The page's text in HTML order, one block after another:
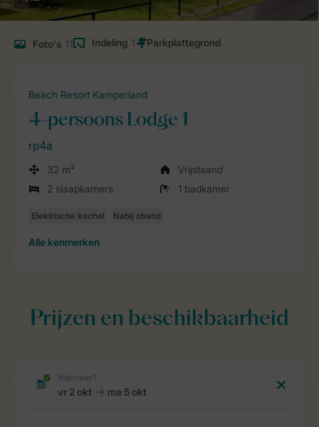
Foto's 11 Indeling 1
Beach Resort Kamperland
4-persoons Lodge 1
rp4a
32 m²
Vrijstaand
2 slaapkamers
1 badkamer
Alle kenmerken
Prijzen en beschikbaarheid